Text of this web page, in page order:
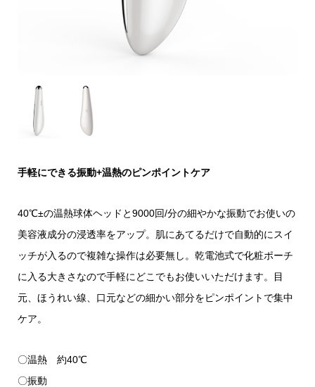
手軽にできる振動+温熱のピンポイントケア
40℃±の温熱球体ヘッドと9000回/分の細やかな振動でお使いの
美容液成分の浸透率をアップ。肌にあてるだけで自動的にスイ
ッチが入るので複雑な操作は必要無し。乾電池式で化粧ポーチ
に入る大きさなので手軽にどこでもお使いいただけます。目
元、ほうれい線、口元などの細かい部分をピンポイントで集中
ケア。
〇温熱 約40℃
〇振動